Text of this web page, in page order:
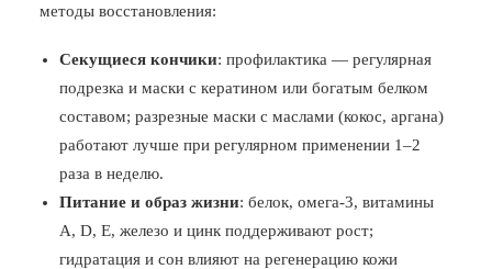
методы восстановления:
Секущиеся кончики: профилактика — регулярная
подрезка и маски с кератином или богатым белком
составом; разрезные маски с маслами (кокос, аргана)
работают лучше при регулярном применении 1–2
раза в неделю.
Питание и образ жизни: белок, омега-3, витамины
A, D, E, железо и цинк поддерживают рост;
гидратация и сон влияют на регенерацию кожи